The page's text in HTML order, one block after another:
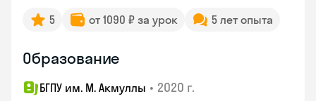
5 от 1090 ₽ за урок 5 лет опыта
Образование
БГПУ им. М. Акмуллы • 2020 г.